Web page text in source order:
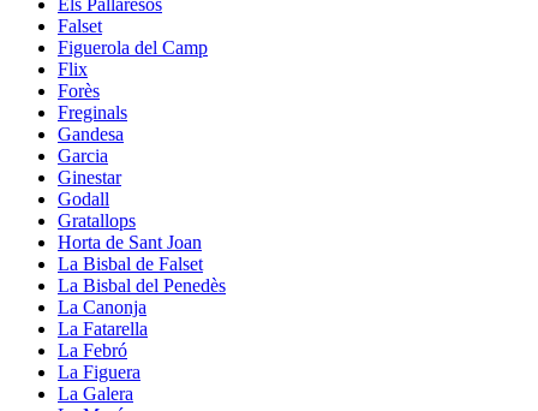
Falset
Figuerola del Camp
Flix
Forès
Freginals
Gandesa
Garcia
Ginestar
Godall
Gratallops
Horta de Sant Joan
La Bisbal de Falset
La Bisbal del Penedès
La Canonja
La Fatarella
La Febró
La Figuera
La Galera